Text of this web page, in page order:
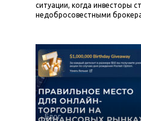
ситуации, когда инвесторы
недобросовестными
Блог